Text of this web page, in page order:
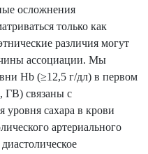
осложнения
только как
различия могут
ассоциации. Мы
Hb (≥12,5 г/дл) в первом
ГВ) связаны с
сахара в крови
артериального